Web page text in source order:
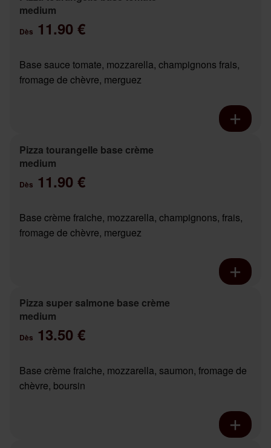
medium
Dès 11.90 €
Base sauce tomate, mozzarella, champignons frais,
fromage de chèvre, merguez
Pizza tourangelle base crème
medium
Dès 11.90 €
Base crème fraiche, mozzarella, champignons, frais,
fromage de chèvre, merguez
Pizza super salmone base crème
medium
Dès 13.50 €
Base crème fraiche, mozzarella, saumon, fromage de
chèvre, boursin